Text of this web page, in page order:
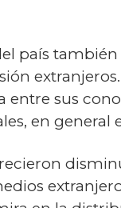
país
entre sus
en general